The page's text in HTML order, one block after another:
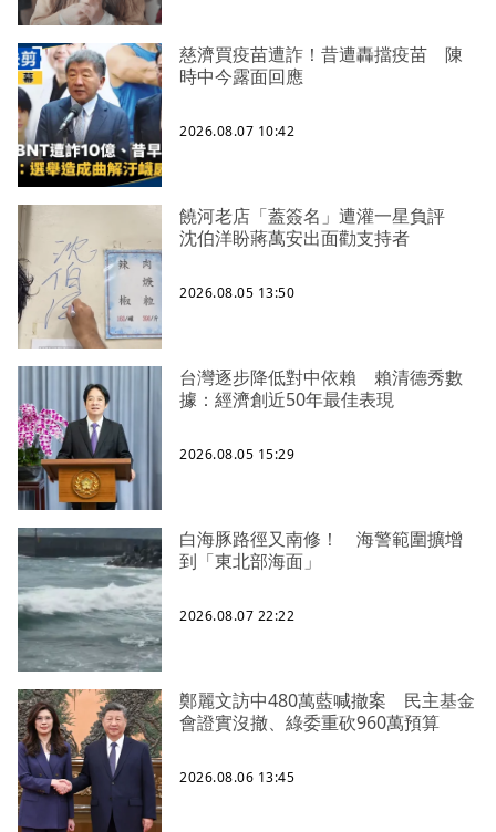
慈濟買疫苗遭詐！昔遭轟擋疫苗 陳
時中今露面回應
2026.08.07 10:42
饒河老店「蓋簽名」遭灌一星負評
沈伯洋盼蔣萬安出面勸支持者
2026.08.05 13:50
台灣逐步降低對中依賴 賴清德秀數
據：經濟創近50年最佳表現
2026.08.05 15:29
白海豚路徑又南修！ 海警範圍擴增
到「東北部海面」
2026.08.07 22:22
鄭麗文訪中480萬藍喊撤案 民主基金
會證實沒撤、綠委重砍960萬預算
2026.08.06 13:45